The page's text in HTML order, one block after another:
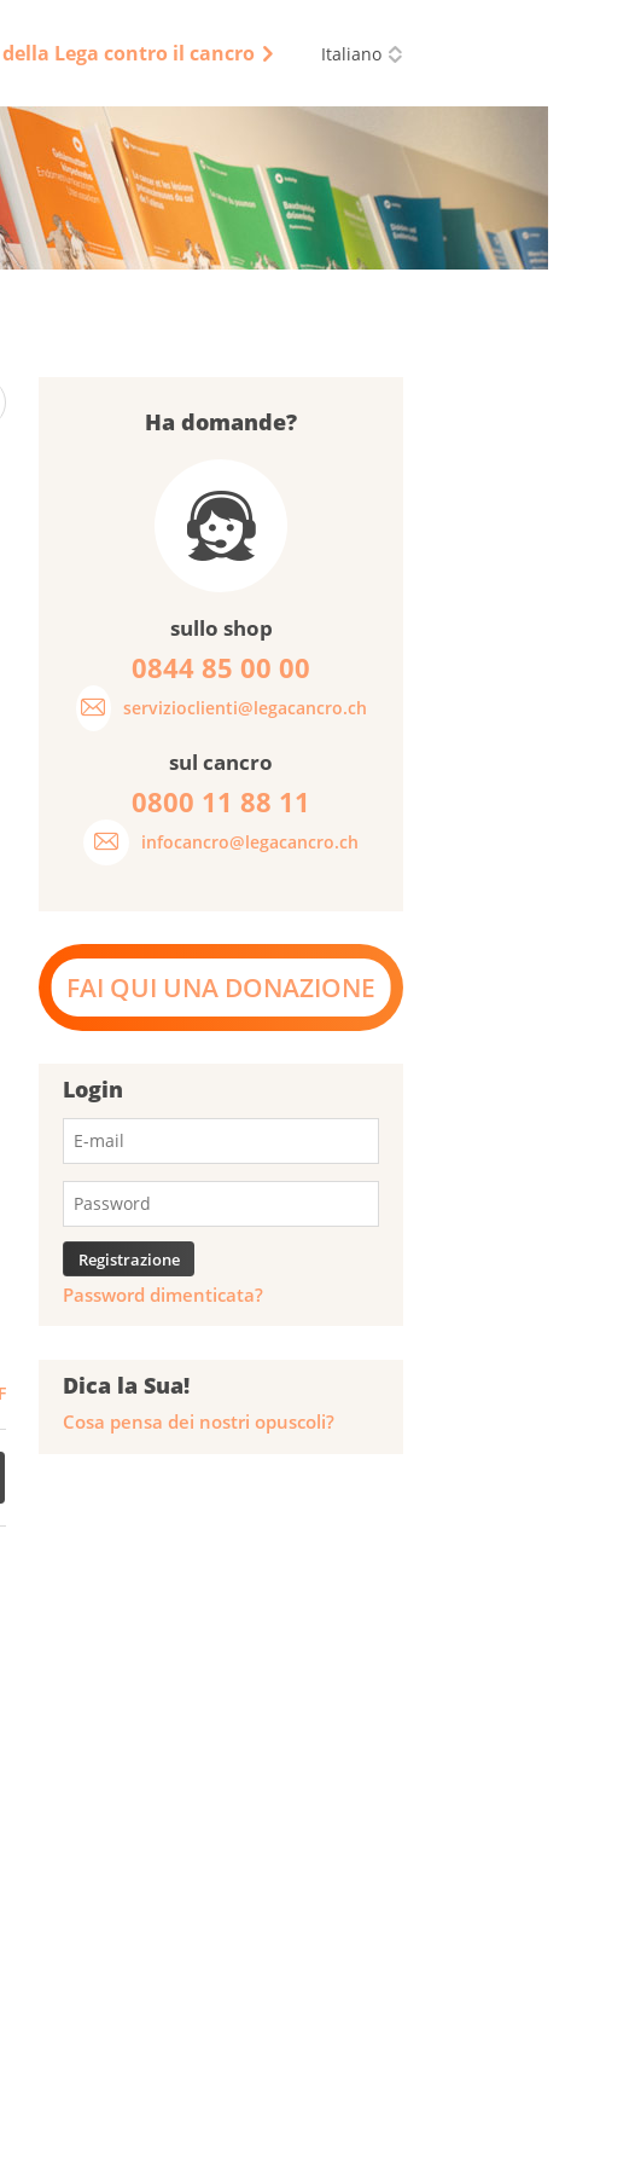
Lega contro il cancro Italiano
Ha domande?
sullo shop
0844 85 00 00
servizioclienti@legacancro.ch
sul cancro
0800 11 88 11
infocancro@legacancro.ch
FAI QUI UNA DONAZIONE
Login
Password dimenticata?
Dica la Sua!
Cosa pensa dei nostri opuscoli?